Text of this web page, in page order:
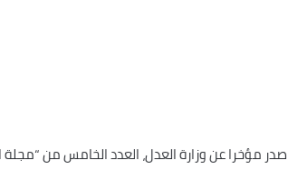
صدر مؤخرا عن وزارة العدل، العدد الخامس من “مجلة